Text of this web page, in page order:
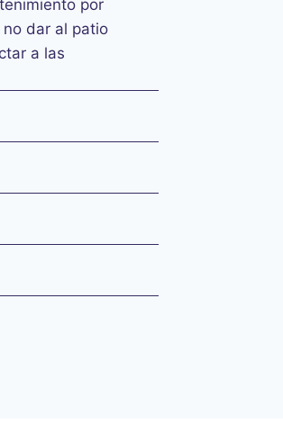
por
dar al patio
a las